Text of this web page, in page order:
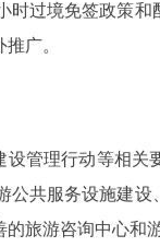
过境免签政策
广。
理行动等相关
共服务设施建
旅游咨询中心和